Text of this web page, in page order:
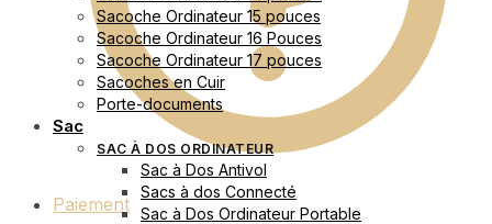
Paiement
Sacoche Ordinateur 15 pouces
Sacoche Ordinateur 16 Pouces
Sacoche Ordinateur 17 pouces
Sacoches en Cuir
Porte-documents
Sac
SAC À DOS ORDINATEUR
Sac à Dos Antivol
Sacs à dos Connecté
Sac à Dos Ordinateur Portable